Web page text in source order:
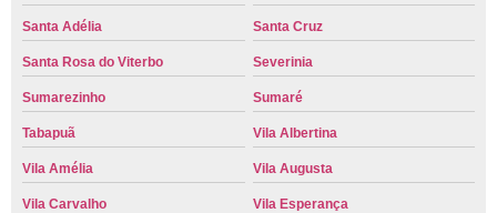
Santa Adélia Santa Cruz
Santa Rosa do Viterbo Severinia
Sumarezinho Sumaré
Tabapuã Vila Albertina
Vila Amélia Vila Augusta
Vila Carvalho Vila Esperança